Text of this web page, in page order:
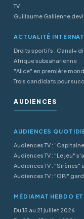
TV
Guillaume Gallienne
ACTUALITÉ
Droits sportifs : Canal+
Afrique subsaharienne
"Alice" en première
Trois candidats pour
AUDIENCES
AUDIENCES
Audiences TV :
Audiences TV : "Le jeu"
Audiences TV : "Sirènes"
Audiences TV : "OPJ"
MÉDIAMAT HEBDO
Du 15 au 21 juillet 2026